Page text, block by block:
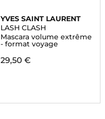
YVES SAINT LAURENT
LASH CLASH
Mascara volume extrême
- format voyage
29,50 €